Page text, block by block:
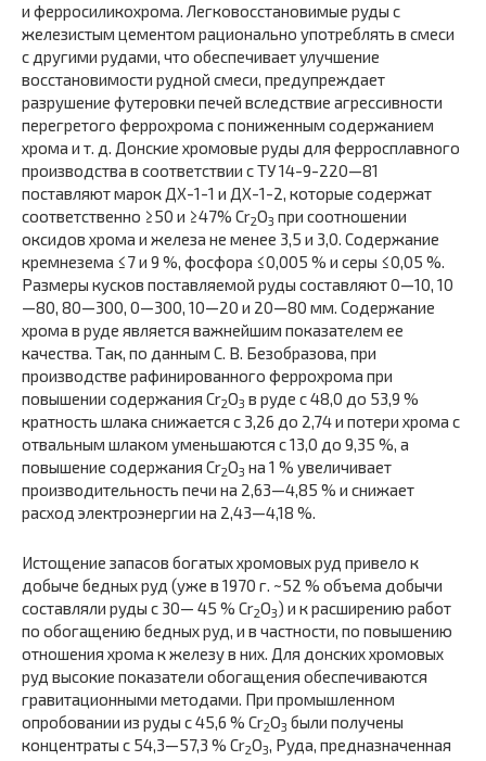
и ферросиликохрома. Легковосстановимые руды с
железистым цементом рационально употреблять в смеси
с другими рудами, что обеспечивает улучшение
восстановимости рудной смеси, предупреждает
разрушение футеровки печей вследствие агрессивности
перегретого феррохрома с пониженным содержанием
хрома и т. д. Донские хромовые руды для ферросплавного
производства в соответствии с ТУ 14-9-220—81
поставляют марок ДХ-1-1 и ДХ-1-2, которые содержат
соответственно ≥50 и ≥47% Cr2О3 при соотношении
оксидов хрома и железа не менее 3,5 и 3,0. Содержание
кремнезема ≤7 и 9 %, фосфора ≤0,005 % и серы ≤0,05 %.
Размеры кусков поставляемой руды составляют 0—10, 10
—80, 80—300, 0—300, 10—20 и 20—80 мм. Содержание
хрома в руде является важнейшим показателем ее
качества. Так, по данным С. В. Безобразова, при
производстве рафинированного феррохрома при
повышении содержания Cr2O3 в руде с 48,0 до 53,9 %
кратность шлака снижается с 3,26 до 2,74 и потери хрома с
отвальным шлаком уменьшаются с 13,0 до 9,35 %, а
повышение содержания Cr2O3 на 1 % увеличивает
производительность печи на 2,63—4,85 % и снижает
расход электроэнергии на 2,43—4,18 %.
Истощение запасов богатых хромовых руд привело к
добыче бедных руд (уже в 1970 г. ~52 % объема добычи
составляли руды с 30— 45 % Cr2O3) и к расширению работ
по обогащению бедных руд, и в частности, по повышению
отношения хрома к железу в них. Для донских хромовых
руд высокие показатели обогащения обеспечиваются
гравитационными методами. При промышленном
опробовании из руды с 45,6 % Cr2O3 были получены
концентраты с 54,3—57,3 % Cr2O3, Руда, предназначенная